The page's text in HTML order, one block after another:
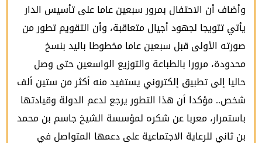
وأضاف أن الاحتفال بمرور سبعين عاما على تأسيس الدار
يأتي تتويجا لجهود أجيال متعاقبة، وأن التقويم تطور من
صورته الأولى قبل سبعين عاما مخطوطا باليد بنسخ
محدودة، مرورا بالطباعة والتوزيع الواسعين حتى وصل
حاليا إلى تطبيق إلكتروني يستفيد منه أكثر من ستين ألف
شخص.. مؤكدا أن هذا التطور يرجع لدعم الدولة وقيادتها
باستمرار، معربا عن شكره لمؤسسة الشيخ جاسم بن محمد
بن ثاني للرعاية الاجتماعية على دعمها المتواصل في